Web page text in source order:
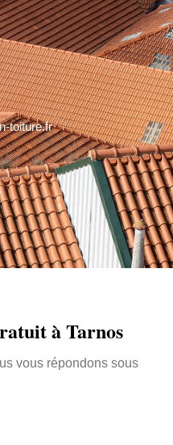
toiture.fr
à Tarnos
vous répondons sous